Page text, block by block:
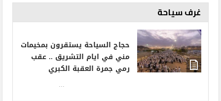
غرف سياحة
حجاج السياحة يستقرون بمخيمات
مني في ايام التشريق .. عقب
رمي جمرة العقبة الكبري